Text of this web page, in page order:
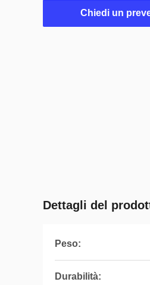
Chiedi un
Dettagli del
Peso:
Durabilità: